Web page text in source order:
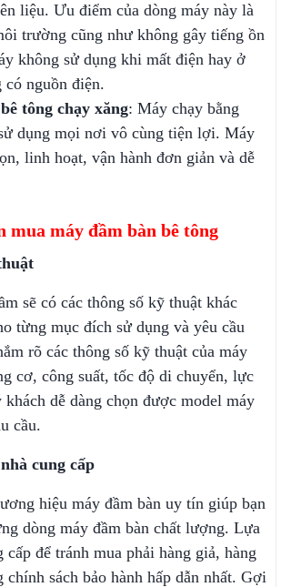
liệu. Ưu điểm của dòng máy này là
trường cũng như không gây tiếng ồn
không sử dụng khi mất điện hay ở
nguồn điện.
tông chạy xăng: Máy chạy bằng
dụng mọi nơi vô cùng tiện lợi. Máy
linh hoạt, vận hành đơn giản và dễ
mua máy đầm bàn bê tông
sẽ có các thông số kỹ thuật khác
từng mục đích sử dụng và yêu cầu
rõ các thông số kỹ thuật của máy
cơ, công suất, tốc độ di chuyển, lực
dễ dàng chọn được model máy
cầu.
cung cấp
hiệu máy đầm bàn uy tín giúp bạn
dòng máy đầm bàn chất lượng. Lựa
để tránh mua phải hàng giả, hàng
sách bảo hành hấp dẫn nhất. Gợi